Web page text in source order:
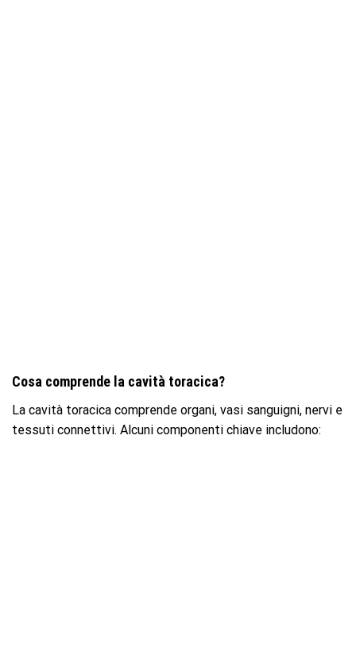
Cosa comprende la cavità toracica?
La cavità toracica comprende organi, vasi sanguigni, nervi e
tessuti connettivi. Alcuni componenti chiave includono: